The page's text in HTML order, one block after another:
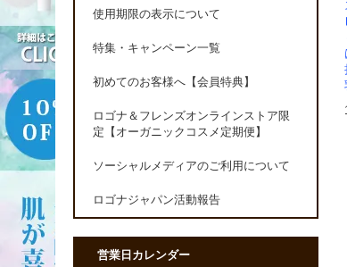
使用期限の表示について
特集・キャンペーン一覧
初めてのお客様へ【会員特典】
ロゴナ＆フレンズオンラインストア限
定【オーガニックコスメ定期便】
ソーシャルメディアのご利用について
ロゴナジャパン活動報告
営業日カレンダー